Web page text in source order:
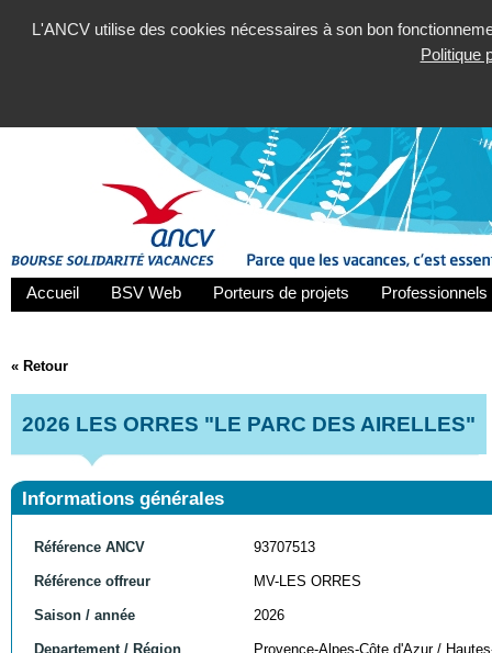
L'ANCV utilise des cookies nécessaires à son bon
Politique
Accueil BSV Web Porteurs de projets
« Retour
2026 LES ORRES "LE PARC DES AIRELLES"
Informations générales
Référence ANCV 93707513
Référence offreur MV-LES ORRES
Saison / année 2026
Departement / Région Provence-Alpes-Côte d'Azur /